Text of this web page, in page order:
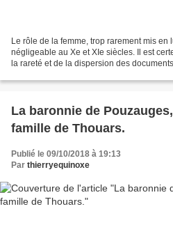
Le rôle de la femme, trop rarement mis
négligeable au Xe et XIe siècles. Il est
la rareté et de la dispersion des
La baronnie de
famille de Thouars.
Publié le 09/10/2018 à 19:13
Par thierryequinoxe